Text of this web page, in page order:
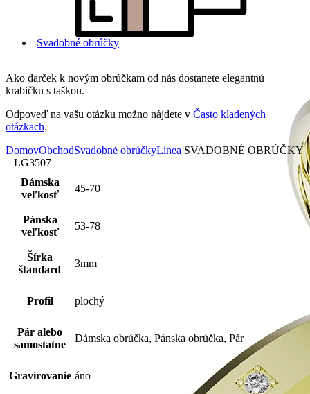
Svadobné obrúčky
Ako darček k novým obrúčkam od nás dostanete elegantnú
krabičku s taškou.
Odpoveď na vašu otázku možno nájdete v Často kladených
otázkach.
DomovObchodSvadobné obrúčkyLinea SVADOBNÉ OBRÚČKY
– LG3507
Dámska
veľkosť
45-70
Pánska
veľkosť
53-78
Šírka
štandard
3mm
Profil plochý
Pár alebo
samostatne
Dámska obrúčka, Pánska obrúčka, Pár
Gravírovanie áno